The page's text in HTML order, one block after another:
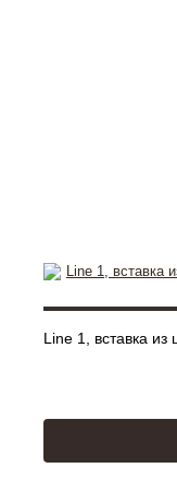
Line 1, вставка